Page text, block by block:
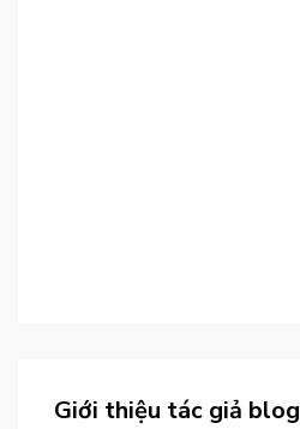
Giới thiệu tác giả blog